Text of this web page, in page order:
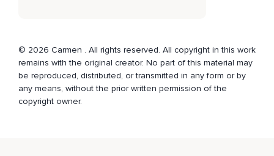
alrededor de nosotras.
Imagina cómo eres parte de este gran círculo de personas.
Estamos aquí meditando juntos y cada uno de nosotros
deseamos comprensión y puede ser que cada uno de
© 2026 Carmen . All rights reserved. All copyright in this work
remains with the original creator. No part of this material may
be reproduced, distributed, or transmitted in any form or by
any means, without the prior written permission of the
copyright owner.